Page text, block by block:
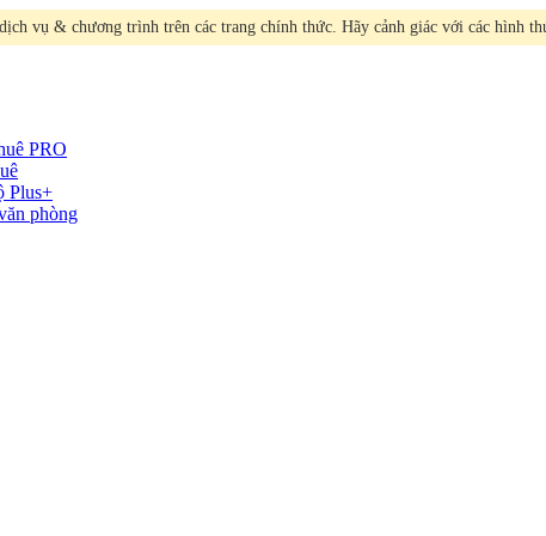
vụ & chương trình trên các trang chính thức. Hãy cảnh giác với các hình
PRO
Plus+
phòng